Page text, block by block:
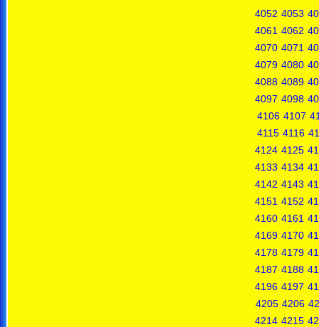
4052 4053
4061 4062
4070 4071
4079 4080
4088 4089
4097 4098
4106 4107
4115 4116
4124 4125
4133 4134
4142 4143
4151 4152
4160 4161
4169 4170
4178 4179
4187 4188
4196 4197
4205 4206
4214 4215